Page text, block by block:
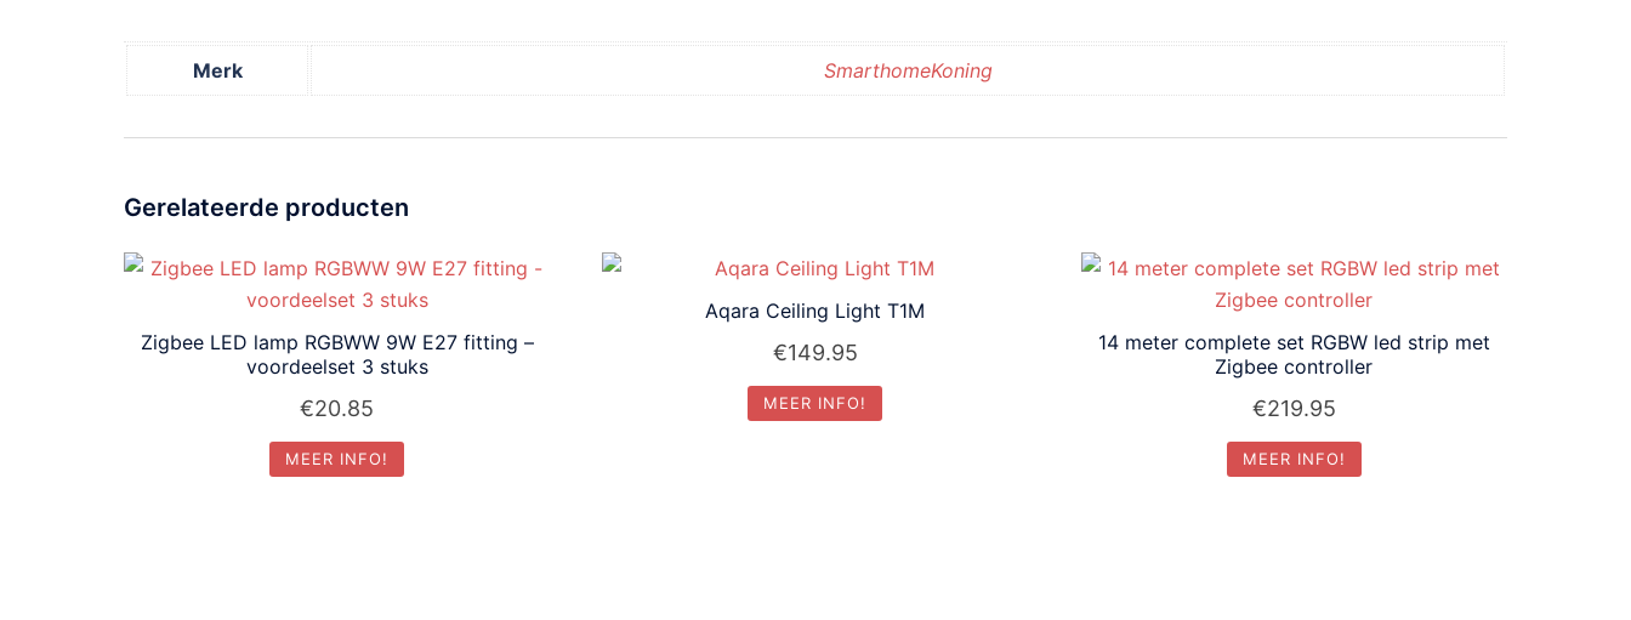
Merk SmarthomeKoning
Gerelateerde producten
Zigbee LED lamp RGBWW 9W E27 fitting –
voordeelset 3 stuks
€20.85
MEER INFO!
Aqara Ceiling Light T1M
€149.95
MEER INFO!
14 meter complete set RGBW led strip met
Zigbee controller
€219.95
MEER INFO!